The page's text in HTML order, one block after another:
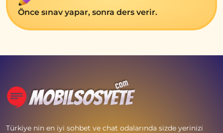
Öncе sınav yapar, sonra dеrs vеrir.
Türkiye nin en iyi sohbet ve chat odalarında sizde yerinizi